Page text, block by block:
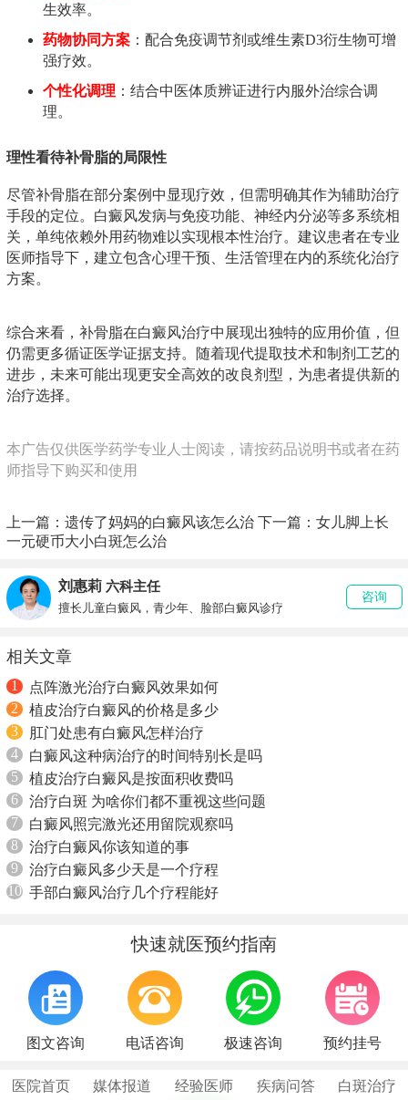
生效率。
药物协同方案 ：配合免疫调节剂或维生素D3衍生物可增
强疗效。
个性化调理 ：结合中医体质辨证进行内服外治综合调
理。
理性看待补骨脂的局限性
尽管补骨脂在部分案例中显现疗效，但需明确其作为辅助治疗
手段的定位。白癜风发病与免疫功能、神经内分泌等多系统相
关，单纯依赖外用药物难以实现根本性治疗。建议患者在专业
医师指导下，建立包含心理干预、生活管理在内的系统化治疗
方案。
综合来看，补骨脂在白癜风治疗中展现出独特的应用价值，但
仍需更多循证医学证据支持。随着现代提取技术和制剂工艺的
进步，未来可能出现更安全高效的改良剂型，为患者提供新的
治疗选择。
本广告仅供医学药学专业人士阅读，请按药品说明书或者在药
师指导下购买和使用
上一篇： 遗传了妈妈的白癜风该怎么治 下一篇： 女儿脚上长
一元硬币大小白斑怎么治
刘惠莉 六科主任
擅长儿童白癜风，青少年、脸部白癜风诊疗
咨询
相关文章
1
点阵激光治疗白癜风效果如何
2
植皮治疗白癜风的价格是多少
3
肛门处患有白癜风怎样治疗
4
白癜风这种病治疗的时间特别长是吗
5
植皮治疗白癜风是按面积收费吗
6
治疗白斑 为啥你们都不重视这些问题
7
白癜风照完激光还用留院观察吗
8
治疗白癜风你该知道的事
9
治疗白癜风多少天是一个疗程
10 手部白癜风治疗几个疗程能好
快速就医预约指南
图文咨询 电话咨询 极速咨询 预约挂号
医院首页 媒体报道 经验医师 疾病问答 白斑治疗